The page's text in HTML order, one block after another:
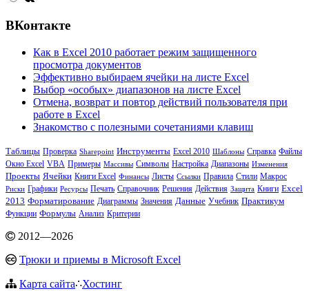
ВКонтакте
Как в Excel 2010 работает режим защищенного
просмотра документов
Эффективно выбираем ячейки на листе Excel
Выбор «особых» диапазонов на листе Excel
Отмена, возврат и повтор действий пользователя при
работе в Excel
Знакомство с полезными сочетаниями клавиш
Таблицы Проверка Sharepoint Инструменты Excel 2010 Шаблоны Справка Файлы
Окно Excel VBA Примеры Массивы Символы Настройка Диапазоны Изменения
Проекты Ячейки Книги Excel Финансы Листы Ссылки Правила Стили Макрос
Риски Графики Ресурсы Печать Справочник Решения Действия Защита Книги Excel
2013 Форматирование Диаграммы Значения Данные Учебник Практикум
Функции Формулы Анализ Критерии
2012—2026
Трюки и приемы в Microsoft Excel
Карта сайта∴Хостинг